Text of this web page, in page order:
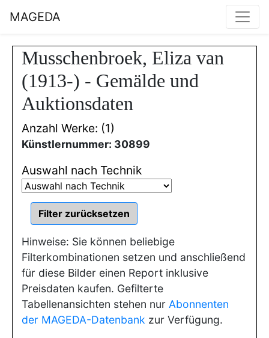
MAGEDA
Musschenbroek, Eliza van
(1913-) - Gemälde und
Auktionsdaten
Anzahl Werke: (1)
Künstlernummer: 30899
Auswahl nach Technik
Hinweise: Sie können beliebige
Filterkombinationen setzen und anschließend
für diese Bilder einen Report inklusive
Preisdaten kaufen. Gefilterte
Tabellenansichten stehen nur Abonnenten
der MAGEDA-Datenbank zur Verfügung.